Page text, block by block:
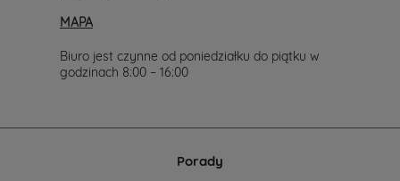
MAPA
Biuro jest czynne od poniedziałku do piątku w
godzinach 8:00 – 16:00
Porady